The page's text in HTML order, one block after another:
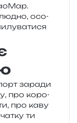
людно, осо­
зара­ди
про коро­
про каву
ти